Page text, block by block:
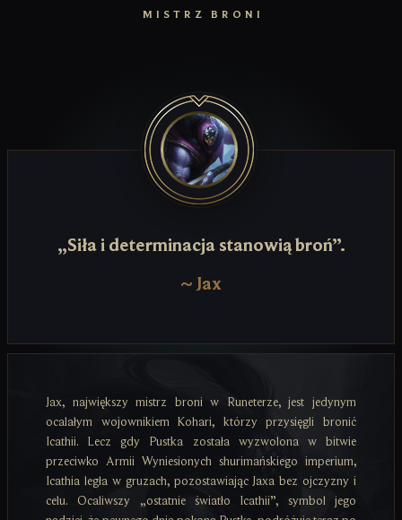
MISTRZ BRONI
„Siła i determinacja stanowią broń”.
~ Jax
Jax, największy mistrz broni w Runeterze, jest jedynym
ocalałym wojownikiem Kohari, którzy przysięgli bronić
Icathii. Lecz gdy Pustka została wyzwolona w bitwie
przeciwko Armii Wyniesionych shurimańskiego imperium,
Icathia legła w gruzach, pozostawiając Jaxa bez ojczyzny i
celu. Ocaliwszy „ostatnie światło Icathii”, symbol jego